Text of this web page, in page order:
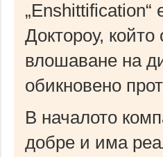
„Enshittification“
Доктороу,
влошаване на
обикновено
В началото
добре и има